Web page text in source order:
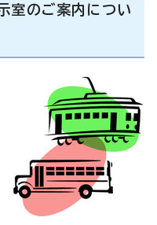
室のご案内につい